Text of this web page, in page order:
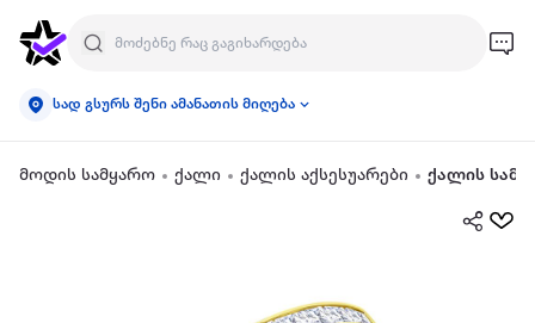
სად გსურს შენი ამანათის მიღება
მოდის სამყარო ქალი ქალის აქსესუარები ქალის